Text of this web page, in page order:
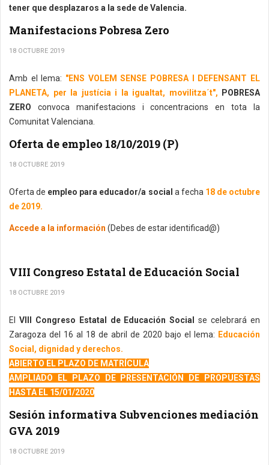
tener que desplazaros a la sede de Valencia.
Manifestacions Pobresa Zero
18 OCTUBRE 2019
Amb el lema: "ENS VOLEM SENSE POBRESA I DEFENSANT EL
PLANETA, per la justícia i la igualtat, movilitza´t",
POBRESA
ZERO convoca manifestacions i concentracions en tota la
Comunitat Valenciana.
Oferta de empleo 18/10/2019 (P)
18 OCTUBRE 2019
Oferta de empleo para educador/a social a fecha 18 de octubre
de 2019.
Accede a la información (Debes de estar identificad@)
VIII Congreso Estatal de Educación Social
18 OCTUBRE 2019
El VIII Congreso Estatal de Educación Social
se celebrará en
Zaragoza del 16 al 18 de abril de 2020 bajo el lema: Educación
Social, dignidad y derechos.
ABIERTO EL PLAZO DE MATRÍCULA
AMPLIADO EL PLAZO DE PRESENTACIÓN DE PROPUESTAS
HASTA EL 15/01/2020
Sesión informativa Subvenciones mediación
GVA 2019
18 OCTUBRE 2019